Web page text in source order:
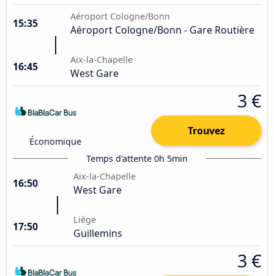
15:35
Aéroport Cologne/Bonn
Aéroport Cologne/Bonn - Gare Routière
16:45
Aix-la-Chapelle
West Gare
Économique
3 €
Trouvez
Temps d'attente 0h 5min
16:50
Aix-la-Chapelle
West Gare
17:50
Liège
Guillemins
3 €